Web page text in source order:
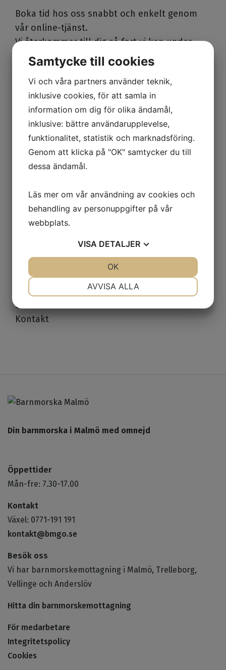
Boka tid hos oss snabbt och enkelt genom
vår online-tjänst.
Vi återkommer till dig så fort vi kan under
våra öppettider.
Boka tid
Mödravård
Ultraljud
Preventivmedel
Cellprov
Sexologmottagning
Klimakterierådgivning
MammaMage
Om oss
Mottagningar
Länkar
Kontakt
Din barnmorska i Malmö med omnejd
Öppettider
Mån-fre: 7.30-17.00
Kontakt
Växel: 0771-191 191
kontakt@bmgo.se
Besök oss
Vi har barnmorskemottagning i Malmö, Trelleborg,
Vellinge och Anderslöv
Hitta din barnmorskemottagning
För medarbetare
Integritetspolicy
Cookies
Samtycke till cookies
Vi och våra partners använder teknik,
inklusive cookies, för att samla in
information om dig för olika ändamål,
inklusive: bättre användarupplevelse,
funktionalitet, statistik och marknadsföring.
Genom att klicka på "OK" samtycker du till
dessa ändamål.
Läs mer om vår användning av cookies och
behandling av personuppgifter på vår
webbplats.
VISA DETALJER
MARKNADSFÖRING
AVVISA ALLA
OK